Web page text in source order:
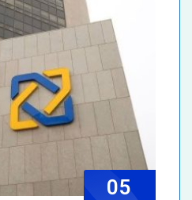
05